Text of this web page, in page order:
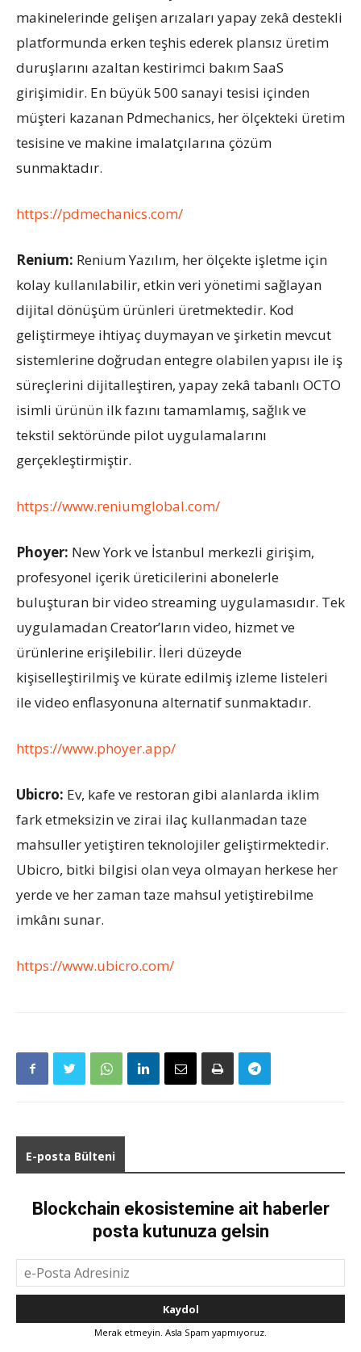
makinelerinde gelişen arızaları yapay zekâ destekli
platformunda erken teşhis ederek plansız üretim
duruşlarını azaltan kestirimci bakım SaaS
girişimidir. En büyük 500 sanayi tesisi içinden
müşteri kazanan Pdmechanics, her ölçekteki üretim
tesisine ve makine imalatçılarına çözüm
sunmaktadır.
https://pdmechanics.com/
Renium: Renium Yazılım, her ölçekte işletme için
kolay kullanılabilir, etkin veri yönetimi sağlayan
dijital dönüşüm ürünleri üretmektedir. Kod
geliştirmeye ihtiyaç duymayan ve şirketin mevcut
sistemlerine doğrudan entegre olabilen yapısı ile iş
süreçlerini dijitalleştiren, yapay zekâ tabanlı OCTO
isimli ürünün ilk fazını tamamlamış, sağlık ve
tekstil sektöründe pilot uygulamalarını
gerçekleştirmiştir.
https://www.reniumglobal.com/
Phoyer: New York ve İstanbul merkezli girişim,
profesyonel içerik üreticilerini abonelerle
buluşturan bir video streaming uygulamasıdır. Tek
uygulamadan Creator’ların video, hizmet ve
ürünlerine erişilebilir. İleri düzeyde
kişiselleştirilmiş ve kürate edilmiş izleme listeleri
ile video enflasyonuna alternatif sunmaktadır.
https://www.phoyer.app/
Ubicro: Ev, kafe ve restoran gibi alanlarda iklim
fark etmeksizin ve zirai ilaç kullanmadan taze
mahsuller yetiştiren teknolojiler geliştirmektedir.
Ubicro, bitki bilgisi olan veya olmayan herkese her
yerde ve her zaman taze mahsul yetiştirebilme
imkânı sunar.
https://www.ubicro.com/
E-posta Bülteni
Blockchain ekosistemine ait haberler
posta kutunuza gelsin
Merak etmeyin. Asla Spam yapmıyoruz.